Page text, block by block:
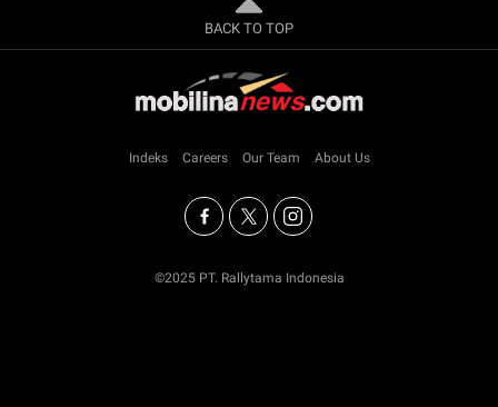
BACK TO TOP
Indeks Careers Our Team About Us
©2025 PT. Rallytama Indonesia